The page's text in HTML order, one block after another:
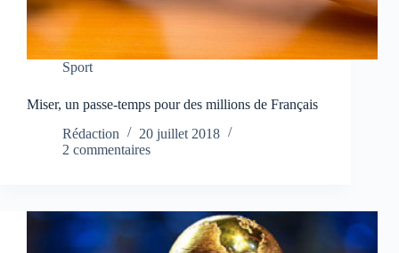
Sport
Miser, un passe-temps pour des millions de Français
Rédaction
20 juillet 2018
2 commentaires